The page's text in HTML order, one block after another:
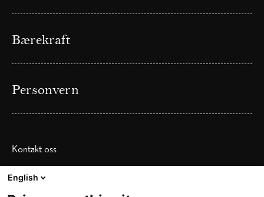
Bærekraft
Personvern
Kontakt oss
Telefon: (+47) 55 33 64 00
English